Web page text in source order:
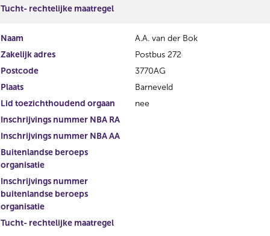
Tucht- rechtelijke maatregel
Naam
A.A. van der Bok
Zakelijk adres
Postbus 272
Postcode
3770AG
Plaats
Barneveld
Lid toezichthoudend orgaan
nee
Inschrijvings nummer NBA RA
Inschrijvings nummer NBA AA
Buitenlandse beroeps
organisatie
Inschrijvings nummer
buitenlandse beroeps
organisatie
Tucht- rechtelijke maatregel